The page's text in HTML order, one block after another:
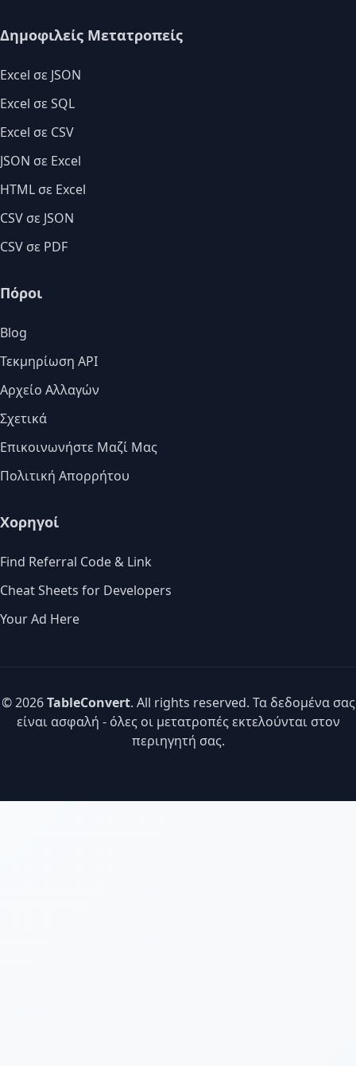
Δημοφιλείς Μετατροπείς
Excel σε JSON
Excel σε SQL
Excel σε CSV
JSON σε Excel
HTML σε Excel
CSV σε JSON
CSV σε PDF
Πόροι
Blog
Τεκμηρίωση API
Αρχείο Αλλαγών
Σχετικά
Επικοινωνήστε Μαζί Μας
Πολιτική Απορρήτου
Χορηγοί
Find Referral Code & Link
Cheat Sheets for Developers
Your Ad Here
© 2026TableConvert. All rights reserved. Τα δεδομένα σας
είναι ασφαλή - όλες οι μετατροπές εκτελούνται στον
περιηγητή σας.